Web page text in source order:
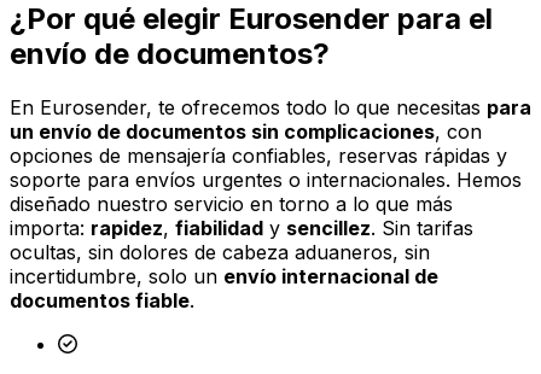
¿Por qué elegir Eurosender para el
envío de documentos?
En Eurosender, te ofrecemos todo lo que necesitas para
un envío de documentos sin complicaciones, con
opciones de mensajería confiables, reservas rápidas y
soporte para envíos urgentes o internacionales. Hemos
diseñado nuestro servicio en torno a lo que más
importa: rapidez, fiabilidad y sencillez. Sin tarifas
ocultas, sin dolores de cabeza aduaneros, sin
incertidumbre, solo un envío internacional de
documentos fiable.